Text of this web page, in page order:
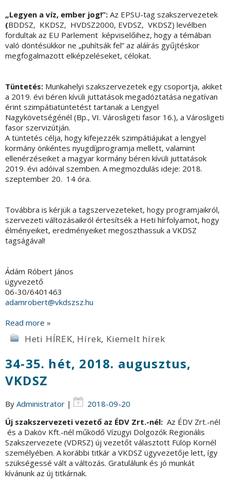
„Legyen a víz, ember jog!”: Az EPSU-tag szakszervezetek
(BDDSZ, KKDSZ, HVDSZ2000, EVDSZ, VKDSZ) levélben
fordultak az EU Parlement képviselőihez, hogy a témában
való döntésükkor ne „puhítsák fel” az aláírás gyűjtéskor
megfogalmazott elképzeléseket, célokat.
Tüntetés: Munkahelyi szakszervezetek egy csoportja, akiket
a 2019. évi béren kívüli juttatások megadóztatása negatívan
érint szimpátiatüntetést tartanak a Lengyel
Nagykövetségénél (Bp., VI. Városligeti fasor 16.), a Városligeti
fasor szervizútján.
A tüntetés célja, hogy kifejezzék szimpátiájukat a lengyel
kormány önkéntes nyugdíjprogramja mellett, valamint
ellenérzéseiket a magyar kormány béren kívüli juttatások
2019. évi adóival szemben. A megmozdulás ideje: 2018.
szeptember 20. 14 óra.
Továbbra is kérjük a tagszervezeteket, hogy programjaikról,
szervezeti változásaikról értesítsék a Heti hírfolyamot, hogy
élményeiket, eredményeiket megoszthassuk a VKDSZ
tagságával!
Ádám Róbert János
ügyvezető
06-30/6401463
adamrobert@vkdszsz.hu
Read more »
Heti HÍREK, Hírek, Kiemelt hírek
34-35. hét, 2018. augusztus,
VKDSZ
By Administrator |
2018-09-20
Új szakszervezeti vezető az ÉDV Zrt.-nél: Az ÉDV Zrt.-nél
és a Daköv Kft.-nél működő Vízügyi Dolgozók Regionális
Szakszervezete (VDRSZ) új vezetőt választott Fülöp Kornél
személyében. A korábbi titkár a VKDSZ ügyvezetője lett, így
szükségessé vált a változás. Gratulálunk és jó munkát
kívánunk az új titkárnak.